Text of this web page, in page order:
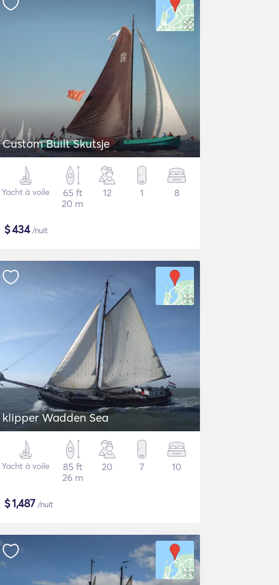
Custom Built Skutsje
Yacht à voile
65 ft
20 m
12 1 8
$434/nuit
klipper Wadden Sea
Yacht à voile
85 ft
26 m
20 7 10
$1,487 /nuit